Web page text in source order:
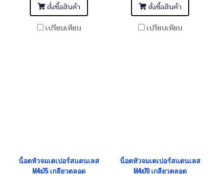
สั่งซื้อสินค้า
เปรียบเทียบ
สั่งซื้อสินค้า
เปรียบเทียบ
น็อตหัวจมเตเปอร์สแตนเลส
M4x75 เกลียวตลอด
น็อตหัวจมเตเปอร์สแตนเลส
M4x70 เกลียวตลอด